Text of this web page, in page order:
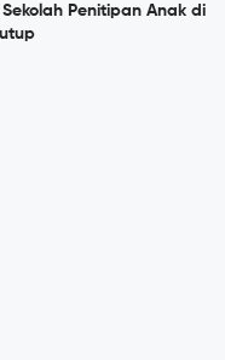
Penitipan Anak di